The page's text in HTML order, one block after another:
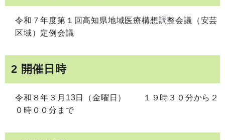
令和７年度第１回高知県地域医療構想調整会議（安芸
区域）定例会議
2 開催日時
令和８年３月13日（金曜日） １９時３０分から２
０時００分まで